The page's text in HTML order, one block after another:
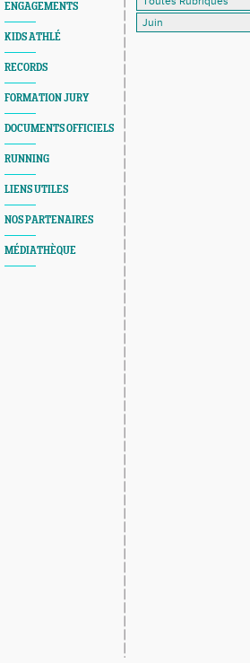
ENGAGEMENTS
KIDS ATHLÉ
RECORDS
FORMATION JURY
DOCUMENTS OFFICIELS
RUNNING
LIENS UTILES
NOS PARTENAIRES
MÉDIATHÈQUE